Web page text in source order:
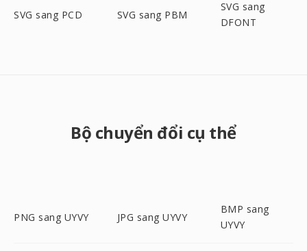
SVG sang PCD SVG sang PBM
SVG sang
DFONT
Bộ chuyển đổi cụ thể
PNG sang UYVY JPG sang UYVY
BMP sang
UYVY